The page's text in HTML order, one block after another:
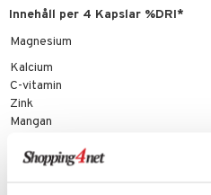
Innehåll per 4 Kapslar %DRI*
Magnesium
Kalcium
C-vitamin
Zink
Mangan
D3-vitamin